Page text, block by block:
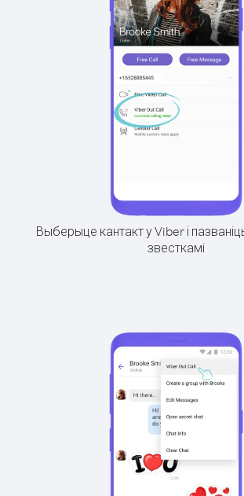
Выберыце кантакт у Viber і
звесткамі